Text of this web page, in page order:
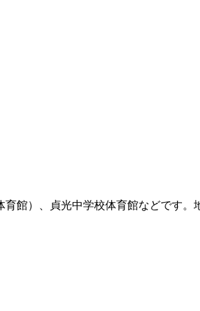
館）、貞光中学校体育館などです。